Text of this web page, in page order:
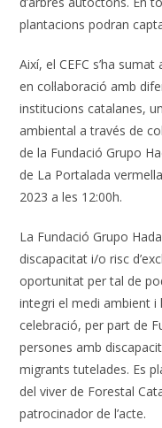
plantacions podran
Així, el CEFC s’ha
en col·laboració amb
institucions catalanes,
ambiental a través de
de la Fundació Grupo
de La Portalada
2023 a les 12:00h.
La Fundació Grupo
discapacitat i/o risc
oportunitat per tal de
integri el medi ambient i
celebració, per part de
persones amb
migrants tutelades. Es
del viver de Forestal
patrocinador de l’acte.